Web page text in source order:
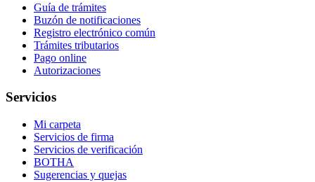
Guía de trámites
Buzón de notificaciones
Registro electrónico común
Trámites tributarios
Pago online
Autorizaciones
Servicios
Mi carpeta
Servicios de firma
Servicios de verificación
BOTHA
Sugerencias y quejas